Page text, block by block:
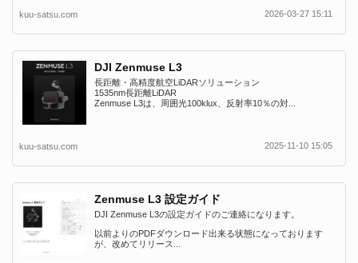
kuu-satsu.com 2026-03-27 15:11
DJI Zenmuse L3
長距離・高精度航空LiDARソリューション
1535nm長距離LiDAR
Zenmuse L3は、周囲光100klux、反射率10％の対...
kuu-satsu.com 2025-11-10 15:05
Zenmuse L3 設定ガイド
DJI Zenmuse L3の設定ガイドのご連絡になります。
以前よりのPDFダウンロード出来る状態になっております
が、改めてリリース...